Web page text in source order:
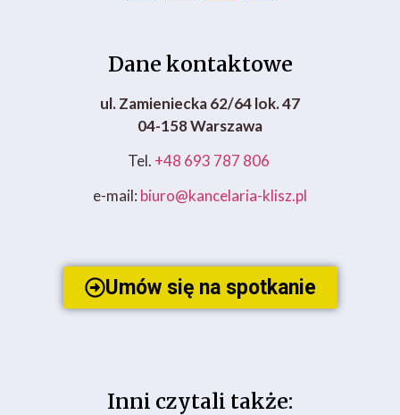
Dane kontaktowe
ul. Zamieniecka 62/64 lok. 47
04-158 Warszawa
Tel. +48 693 787 806
e-mail: biuro@kancelaria-klisz.pl
Umów się na spotkanie
Inni czytali także: